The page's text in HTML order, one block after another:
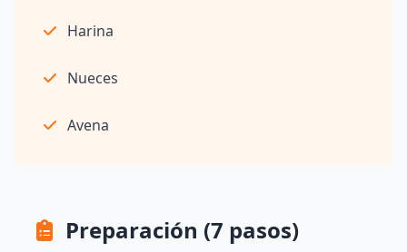
Harina
Nueces
Avena
Preparación (7 pasos)